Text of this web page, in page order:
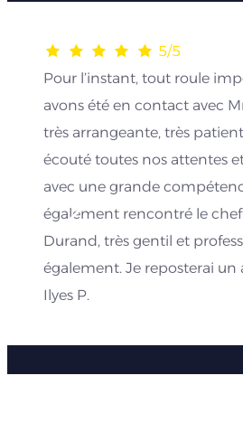
5/5
Pour l’instant, tout roule
avons été en contact avec
très arrangeante, très
écouté toutes nos attentes
avec une grande
également rencontré le
Durand, très gentil et
également. Je reposterai un
Ilyes P.